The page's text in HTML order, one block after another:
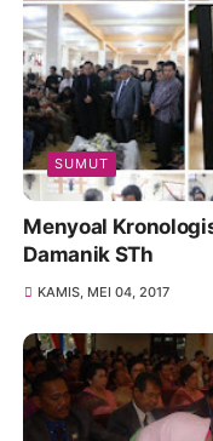
SUMUT
Menyoal
Damanik STh
KAMIS, MEI 04, 2017